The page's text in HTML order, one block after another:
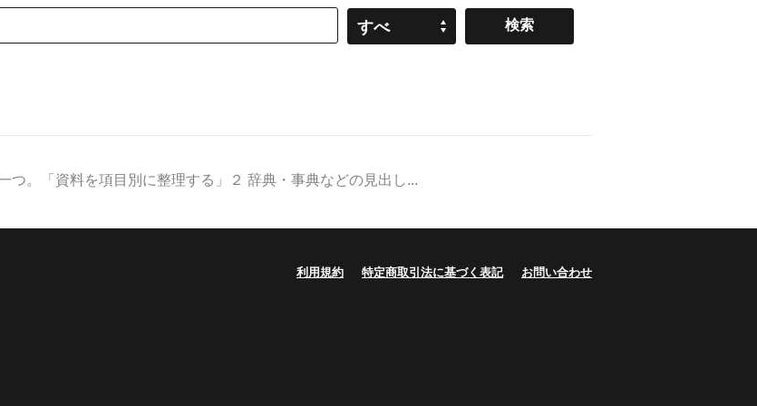
すべ
。「資料を項目別に整理する」２ 辞典・事典などの見出し...
利用規約 特定商取引法に基づく表記 お問い合わせ